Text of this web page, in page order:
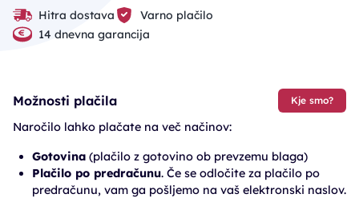
Hitra dostava
Varno plačilo
14 dnevna garancija
Možnosti plačila Kje smo?
Naročilo lahko plačate na več načinov:
Gotovina (plačilo z gotovino ob prevzemu blaga)
Plačilo po predračunu. Če se odločite za plačilo po
predračunu, vam ga pošljemo na vaš elektronski naslov.